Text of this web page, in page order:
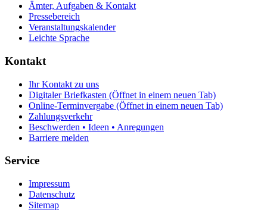
Ämter, Aufgaben & Kontakt
Pressebereich
Veranstaltungskalender
Leichte Sprache
Kontakt
Ihr Kontakt zu uns
Digitaler Briefkasten (Öffnet in einem neuen Tab)
Online-Terminvergabe (Öffnet in einem neuen Tab)
Zahlungsverkehr
Beschwerden • Ideen • Anregungen
Barriere melden
Service
Impressum
Datenschutz
Sitemap